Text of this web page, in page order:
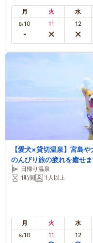
月 火 水
8/10 11 12
【愛犬×貸切温泉】宮島
のんびり旅の疲れを癒せ
決済限定》
日帰り温泉
1時間
1人以上
月 火 水
8/10 11 12